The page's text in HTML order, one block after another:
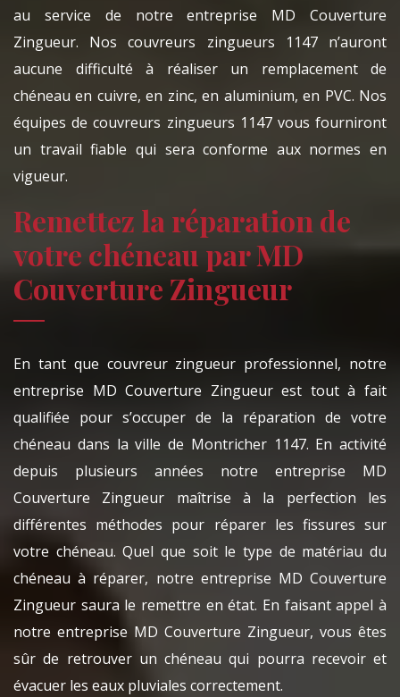
au service de notre entreprise MD Couverture
Zingueur. Nos couvreurs zingueurs 1147 n’auront
aucune difficulté à réaliser un remplacement de
chéneau en cuivre, en zinc, en aluminium, en PVC. Nos
équipes de couvreurs zingueurs 1147 vous fourniront
un travail fiable qui sera conforme aux normes en
vigueur.
Remettez la réparation de
votre chéneau par MD
Couverture Zingueur
En tant que couvreur zingueur professionnel, notre
entreprise MD Couverture Zingueur est tout à fait
qualifiée pour s’occuper de la réparation de votre
chéneau dans la ville de Montricher 1147. En activité
depuis plusieurs années notre entreprise MD
Couverture Zingueur maîtrise à la perfection les
différentes méthodes pour réparer les fissures sur
votre chéneau. Quel que soit le type de matériau du
chéneau à réparer, notre entreprise MD Couverture
Zingueur saura le remettre en état. En faisant appel à
notre entreprise MD Couverture Zingueur, vous êtes
sûr de retrouver un chéneau qui pourra recevoir et
évacuer les eaux pluviales correctement.